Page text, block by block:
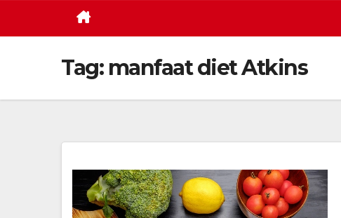
Tag: manfaat diet Atkins